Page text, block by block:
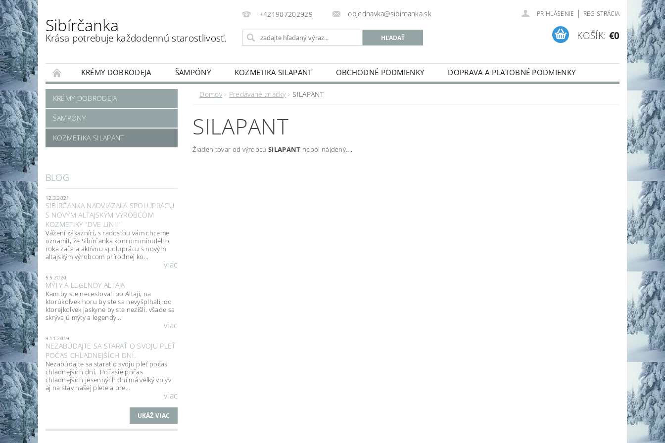
Sibírčanka
Krása potrebuje každodennú starostlivosť.
+421907202929 objednavka@sibircanka.sk PRIHLÁSENIE | REGISTRÁCIA
KOŠÍK: €0
KRÉMY DOBRODEJA ŠAMPÓNY KOZMETIKA SILAPANT OBCHODNÉ PODMIENKY
DOPRAVA A PLATOBNÉ PODMIENKY
KONTAKTY
NAPÍŠTE NÁM CERTIFIKÁTY PODMIENKY OCHRANY OSOBNÝCH ÚDAJOV
KRÉMY DOBRODEJA
ŠAMPÓNY
KOZMETIKA SILAPANT
BLOG
12.3.2021
SIBÍRČANKA NADVIAZALA SPOLUPRÁCU
S NOVÝM ALTAJSKÝM VÝROBCOM
KOZMETIKY "DVE LINII"
Vážení zákazníci, s radosťou vám chceme
oznámiť, že Sibírčanka koncom minulého
roka začala aktívnu spoluprácu s novým
altajským výrobcom prírodnej ko...
viac
5.5.2020
MÝTY A LEGENDY ALTAJA
Kam by ste necestovali po Altaji, na
ktorúkoľvek horu by ste sa nevyšplhali, do
ktorejkoľvek jaskyne by ste nezišli, všade sa
skrývajú mýty a legendy....
viac
9.11.2019
NEZABÚDAJTE SA STARAŤ O SVOJU PLEŤ
POČAS CHLADNEJŠÍCH DNÍ.
Nezabúdajte sa starať o svoju pleť počas
chladnejších dní. Počasie počas
chladnejších jesenných dní má veľký vplyv
aj na stav našej plete a pre...
viac
UKÁŽ VIAC
Domov Predávané značky SILAPANT
SILAPANT
Žiaden tovar od výrobcuSILAPANT nebol nájdený....